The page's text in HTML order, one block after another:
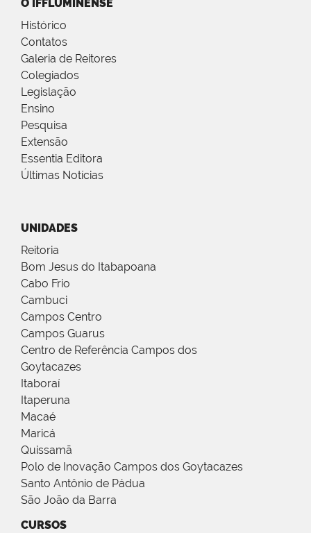
O IFFLUMINENSE
Histórico
Contatos
Galeria de Reitores
Colegiados
Legislação
Ensino
Pesquisa
Extensão
Essentia Editora
Últimas Notícias
UNIDADES
Reitoria
Bom Jesus do Itabapoana
Cabo Frio
Cambuci
Campos Centro
Campos Guarus
Centro de Referência Campos dos
Goytacazes
Itaboraí
Itaperuna
Macaé
Maricá
Quissamã
Polo de Inovação Campos dos Goytacazes
Santo Antônio de Pádua
São João da Barra
CURSOS